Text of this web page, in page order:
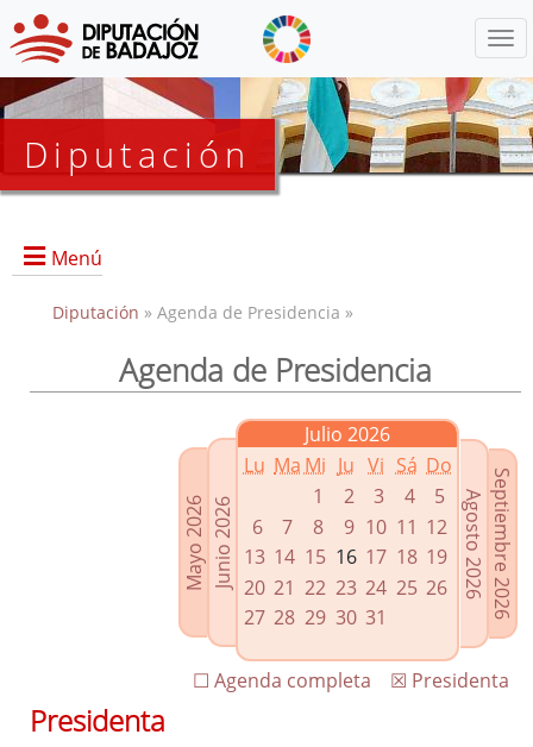
Diputación
Menú
Presidencia
Enlaces relacionados
Agenda de Presidencia
Plenos provinciales y Juntas de gobierno
Oficina de Proyectos Europeos
Diputación » Agenda de Presidencia »
Agenda de Presidencia
Mayo 2026Junio 2026
Julio 2026
Lu Ma Mi Ju Vi Sá Do
1
2 3 4
5
6
7 8 9 10 11 12
13 14 15 16 17 18 19
20 21 22 23 24 25 26
27 28 29 30 31 Septiembre 2026
Agosto 2026
☒ Presidenta
☐ Agenda completa
Presidenta